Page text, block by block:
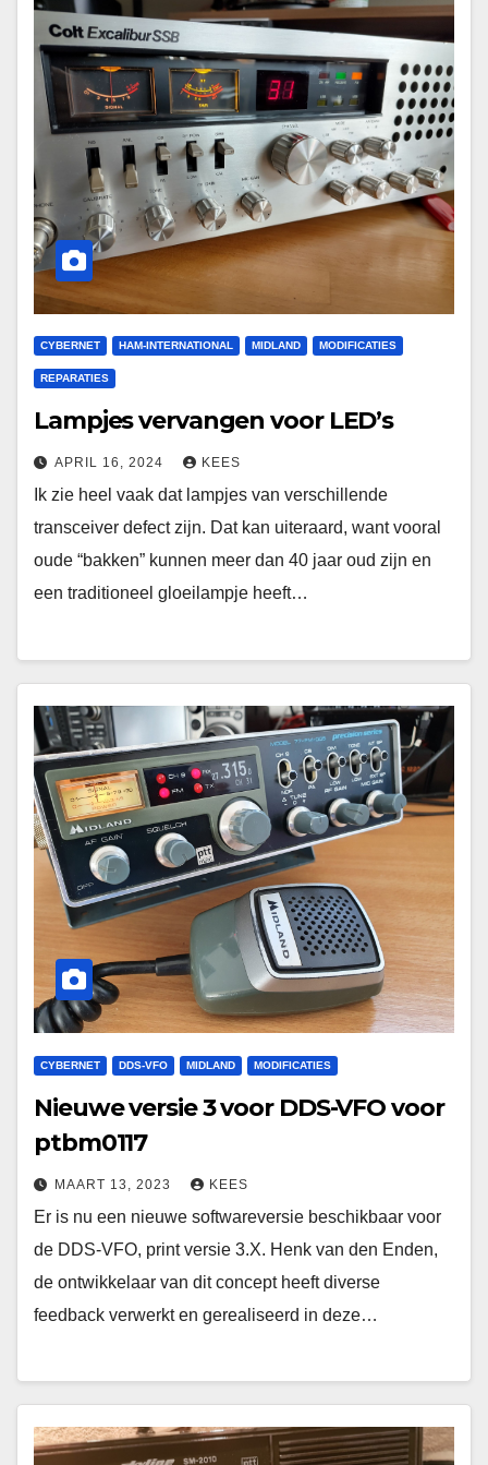
CYBERNET HAM-INTERNATIONAL MIDLAND MODIFICATIES
REPARATIES
Lampjes vervangen voor LED’s
APRIL 16, 2024 KEES
Ik zie heel vaak dat lampjes van verschillende
transceiver defect zijn. Dat kan uiteraard, want vooral
oude “bakken” kunnen meer dan 40 jaar oud zijn en
een traditioneel gloeilampje heeft…
CYBERNET DDS-VFO MIDLAND MODIFICATIES
Nieuwe versie 3 voor DDS-VFO voor
ptbm0117
MAART 13, 2023 KEES
Er is nu een nieuwe softwareversie beschikbaar voor
de DDS-VFO, print versie 3.X. Henk van den Enden,
de ontwikkelaar van dit concept heeft diverse
feedback verwerkt en gerealiseerd in deze…